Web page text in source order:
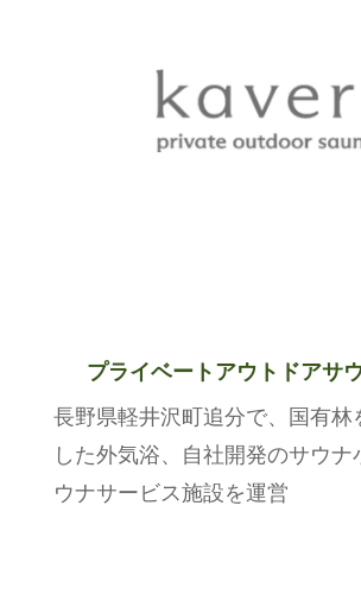
プライベートアウトドアサ
長野県軽井沢町追分で、国有林
した外気浴、自社開発のサウナ
ウナサービス施設を運営